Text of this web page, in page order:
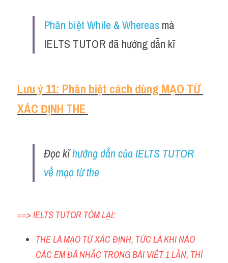
Phân biệt While & Whereas mà
IELTS TUTOR đã hướng dẫn kĩ
Lưu ý 11: Phân biệt cách dùng MẠO TỪ
XÁC ĐỊNH THE
Đọc kĩ hướng dẫn của IELTS TUTOR
về mạo từ the
==> IELTS TUTOR TÓM LẠI:
THE LÀ MẠO TỪ XÁC ĐỊNH, TỨC LÀ KHI NÀO
CÁC EM ĐÃ NHẮC TRONG BÀI VIẾT 1 LẦN, THÌ